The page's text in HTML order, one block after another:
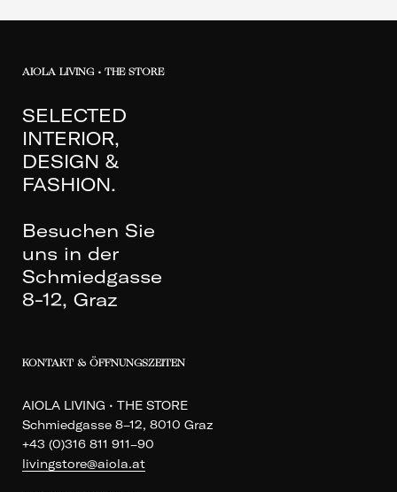
AIOLA LIVING • THE STORE
SELECTED
INTERIOR,
DESIGN &
FASHION.
Besuchen Sie
uns in der
Schmiedgasse
8-12, Graz
KONTAKT & ÖFFNUNGSZEITEN
AIOLA LIVING • THE STORE
Schmiedgasse 8–12, 8010 Graz
+43 (0)316 811 911–90
livingstore@aiola.at